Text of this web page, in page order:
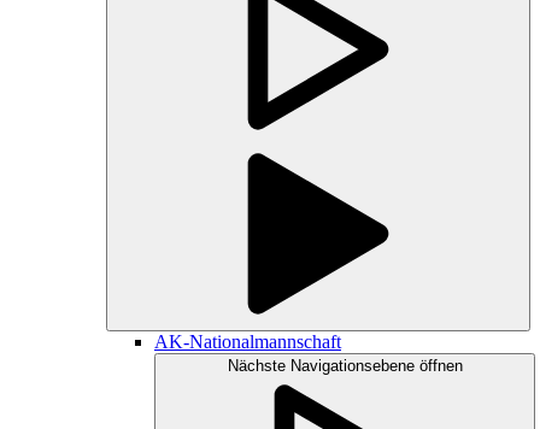
AK-Nationalmannschaft
Nächste Navigationsebene öffnen